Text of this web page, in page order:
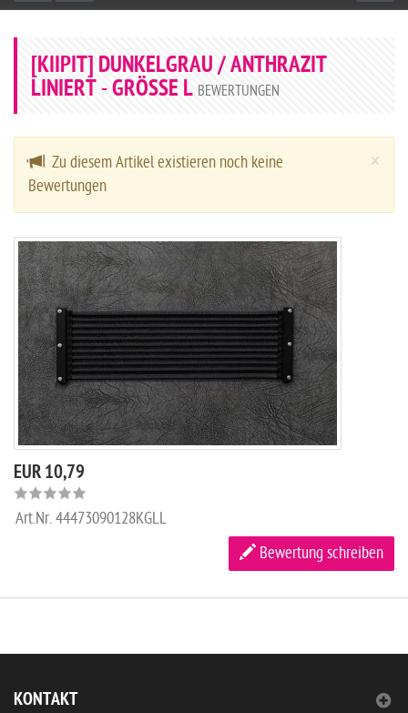
[KIIPIT] DUNKELGRAU / ANTHRAZIT
LINIERT - GRÖSSE L BEWERTUNGEN
×
Zu diesem Artikel existieren noch keine
Bewertungen
EUR 10,79
Art.Nr.44473090128KGLL
Bewertung schreiben
KONTAKT